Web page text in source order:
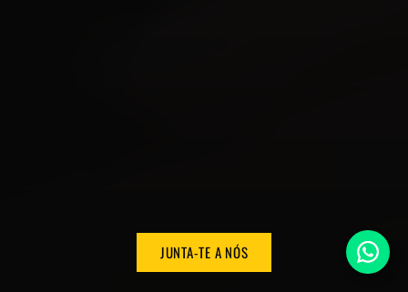
JUNTA-TE A NÓS